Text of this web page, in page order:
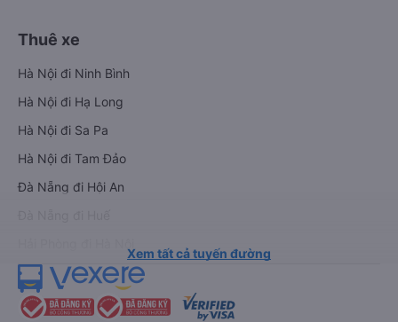
Thuê xe
Hà Nội đi Ninh Bình
Hà Nội đi Hạ Long
Hà Nội đi Sa Pa
Hà Nội đi Tam Đảo
Đà Nẵng đi Hội An
Xem tất cả tuyến đường